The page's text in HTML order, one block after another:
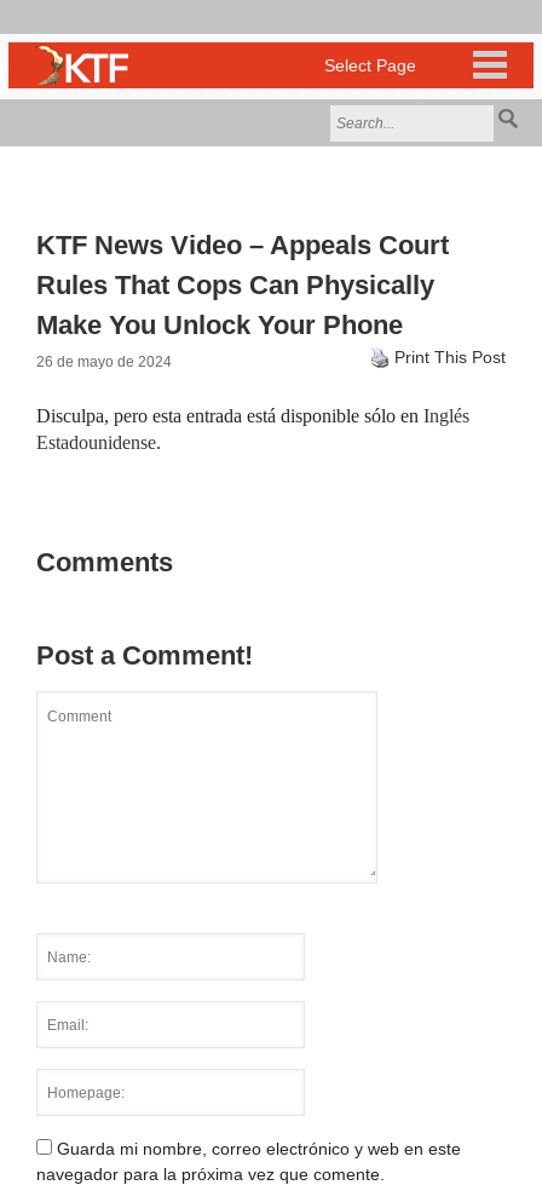
KTF News Video – Appeals Court
Rules That Cops Can Physically
Make You Unlock Your Phone
26 de mayo de 2024 Print This Post
Disculpa, pero esta entrada está disponible sólo en Inglés
Estadounidense.
Comments
Post a Comment!
Guarda mi nombre, correo electrónico y web en este
navegador para la próxima vez que comente.